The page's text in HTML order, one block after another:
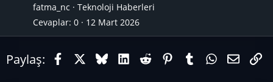
k
a
e
fatma_nc
Teknoloji Haberleri
Cevaplar 0 12 Mart 2026
Paylaş: FacebookX (Twitter)
BlueskyLinkedIn
RedditPinterestTumblrE-